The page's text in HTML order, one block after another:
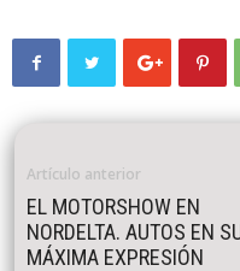
Artículo anterior
EL MOTORSHOW EN
NORDELTA. AUTOS EN
MÁXIMA EXPRESIÓN